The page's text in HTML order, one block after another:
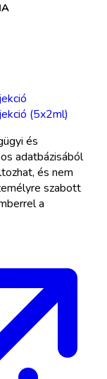
(5x2ml)
és
adatbázisából
és nem
szabott
a